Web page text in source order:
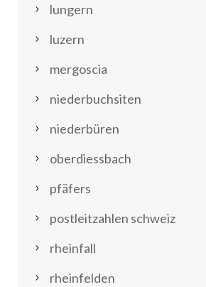
lungern
luzern
mergoscia
niederbuchsiten
niederbüren
oberdiessbach
pfäfers
postleitzahlen schweiz
rheinfall
rheinfelden